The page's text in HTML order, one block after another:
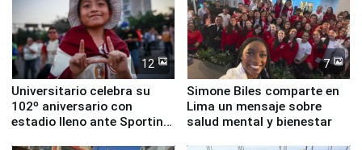
12
Universitario celebra su
102º aniversario con
estadio lleno ante Sporting
7
Simone Biles comparte en
Lima un mensaje sobre
salud mental y bienestar